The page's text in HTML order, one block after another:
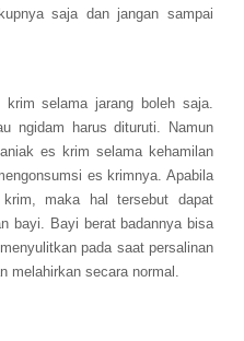
saja dan jangan sampai
krim selama jarang boleh saja.
ngidam harus dituruti. Namun
es krim selama kehamilan
es krimnya. Apabila
maka hal tersebut dapat
bayi. Bayi berat badannya bisa
pada saat persalinan
melahirkan secara normal.